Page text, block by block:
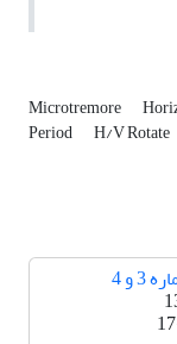
Microtremore
Period H/V Rotate